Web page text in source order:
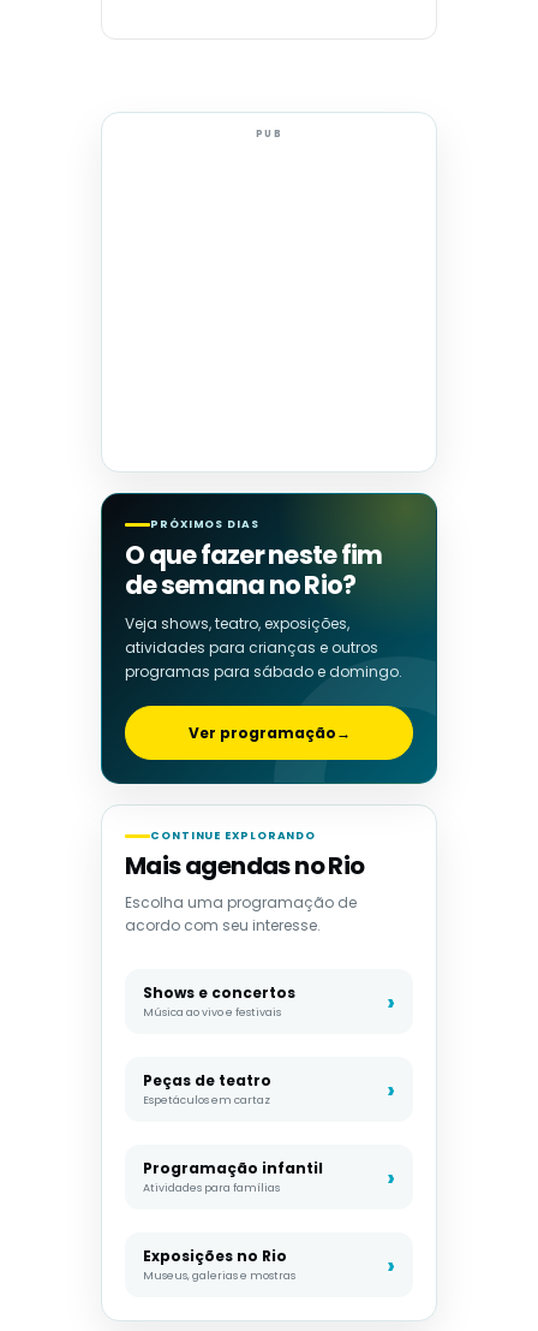
PUB
PRÓXIMOS DIAS
O que fazer neste fim
de semana no Rio?
Veja shows, teatro, exposições,
atividades para crianças e outros
programas para sábado e domingo.
Ver programação→
CONTINUE EXPLORANDO
Mais agendas no Rio
Escolha uma programação de
acordo com seu interesse.
Shows e concertos
Música ao vivo e festivais
Peças de teatro
Espetáculos em cartaz
Programação infantil
Atividades para famílias
Exposições no Rio
Museus, galerias e mostras